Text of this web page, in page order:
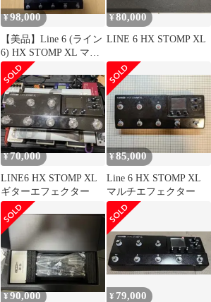
¥98,000
【美品】Line 6 (ライン
6) HX STOMP XL マル
チエフェクター
¥80,000
LINE 6 HX STOMP XL
¥70,000
LINE6 HX STOMP XL
ギターエフェクター
¥85,000
Line 6 HX STOMP XL
マルチエフェクター
¥90,000 ¥ 79,000